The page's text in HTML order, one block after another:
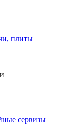
плиты
сервизы